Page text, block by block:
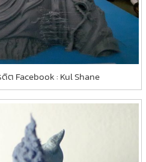
ต Facebook : Kul Shane